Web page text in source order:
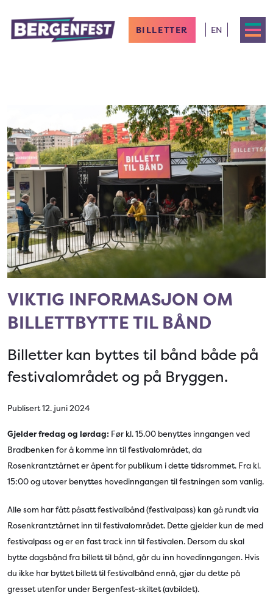
BILLETTER EN
VIKTIG INFORMASJON OM
BILLETTBYTTE TIL BÅND
Billetter kan byttes til bånd både på
festivalområdet og på Bryggen.
Publisert 12. juni 2024
Gjelder fredag og lørdag: Før kl. 15.00 benyttes inngangen ved
Bradbenken for å komme inn til festivalområdet, da
Rosenkrantztårnet er åpent for publikum i dette tidsrommet. Fra kl.
15:00 og utover benyttes hovedinngangen til festningen som vanlig.
Alle som har fått påsatt festivalbånd (festivalpass) kan gå rundt via
Rosenkrantztårnet inn til festivalområdet. Dette gjelder kun de med
festivalpass og er en fast track inn til festivalen. Dersom du skal
bytte dagsbånd fra billett til bånd, går du inn hovedinngangen. Hvis
du ikke har byttet billett til festivalbånd ennå, gjør du dette på
gresset utenfor under Bergenfest-skiltet (avbildet).